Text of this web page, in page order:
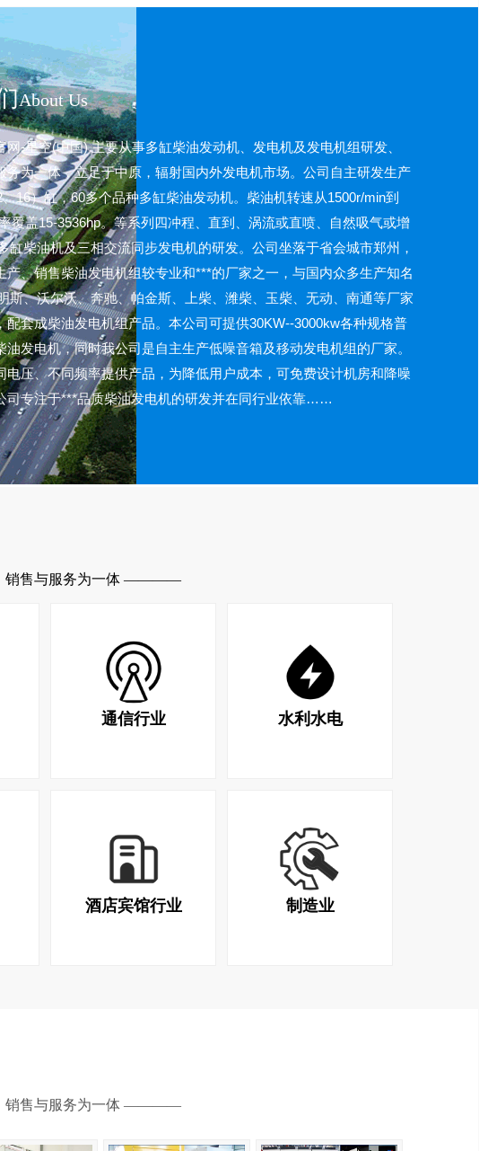
About Us
网-星空(中国) 主要从事多缸柴油发动机、发电机及发电机组研发、
务为一体，立足于中原，辐射国内外发电机市场。公司自主研发生产
16）缸，60多个品种多缸柴油发动机。柴油机转速从1500r/min到
覆盖15-3536hp。等系列四冲程、直到、涡流或直喷、自然吸气或增
缸柴油机及三相交流同步发电机的研发。公司坐落于省会城市郑州，
产、销售柴油发电机组较专业和***的厂家之一，与国内众多生产知名
斯、沃尔沃、奔驰、帕金斯、上柴、潍柴、玉柴、无动、南通等厂家
配套成柴油发电机组产品。本公司可提供30KW--3000kw各种规格普
油发电机，同时我公司是自主生产低噪音箱及移动发电机组的厂家。
电压、不同频率提供产品，为降低用户成本，可免费设计机房和降噪
司专注于***品质柴油发电机的研发并在同行业依靠……
销售与服务为一体 ————
通信行业 水利水电
酒店宾馆行业 制造业
销售与服务为一体 ————